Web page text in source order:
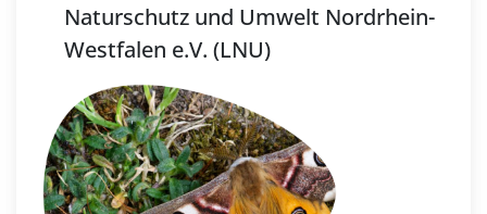
Naturschutz und Umwelt Nordrhein-
Westfalen e.V. (LNU)